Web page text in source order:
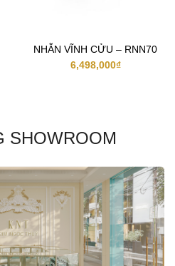
NHẪN VĨNH CỬU – RNN70
6,498,000₫
SHOWROOM